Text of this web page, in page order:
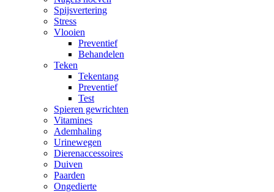
Spijsvertering
Stress
Vlooien
Preventief
Behandelen
Teken
Tekentang
Preventief
Test
Spieren gewrichten
Vitamines
Ademhaling
Urinewegen
Dierenaccessoires
Duiven
Paarden
Ongedierte